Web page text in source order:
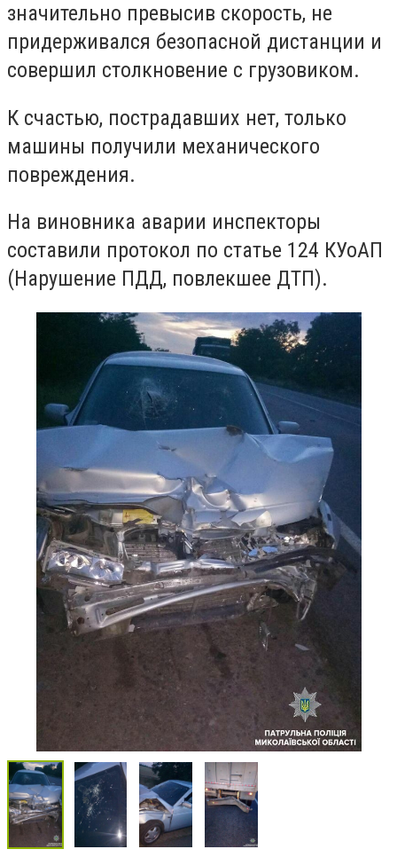
значительно превысив скорость, не
придерживался безопасной дистанции и
совершил столкновение с грузовиком.
К счастью, пострадавших нет, только
машины получили механического
повреждения.
На виновника аварии инспекторы
составили протокол по статье 124 КУоАП
(Нарушение ПДД, повлекшее ДТП).